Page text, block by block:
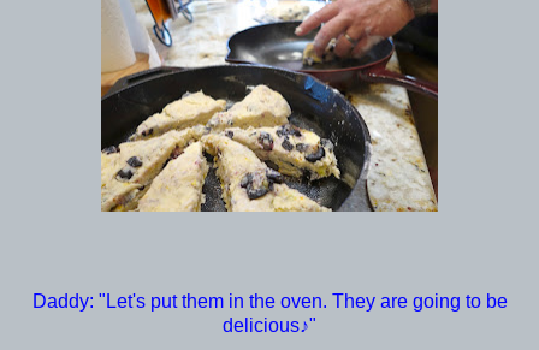
Daddy: "Let's put them in the oven. They are going to be
delicious♪"